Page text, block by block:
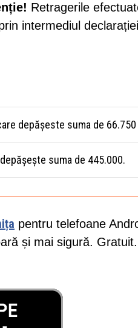
Retragerile
intermediul
depășeste suma de 66.750
suma de 445.000.
pentru telefoane
și mai sigură.